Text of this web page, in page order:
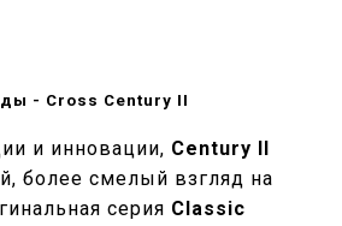
- Cross Century II
и инновации, Century
более смелый взгляд на
серия Classic